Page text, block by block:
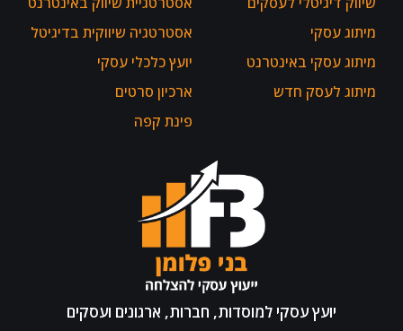
יועץ עסקי למוסדות, חברות, ארגונים ועסקים
אסטרטגיה שיווקית בדיגיטל
יועץ כלכלי עסקי
ארכיון סרטים
פינת קפה
מיתוג עסקי
מיתוג עסקי באינטרנט
מיתוג לעסק חדש